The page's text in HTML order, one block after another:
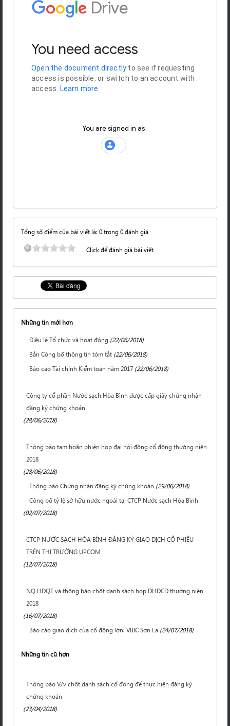
Tổng số điểm của bài viết là: 0 trong 0 đánh giá
Click để đánh giá bài viết
Những tin mới hơn
Điều lệ Tổ chức và hoạt động (22/06/2018)
Bản Công bố thông tin tóm tắt (22/06/2018)
Báo cáo Tài chính Kiểm toán năm 2017 (22/06/2018)
Công ty cổ phần Nước sạch Hòa Bình được cấp giấy chứng nhận
đăng ký chứng khoán
(28/06/2018)
Thông báo tạm hoãn phiên họp đại hội đồng cổ đông thường niên
2018
(28/06/2018)
Thông báo Chứng nhận đăng ký chứng khoán (29/06/2018)
Công bố tỷ lệ sở hữu nước ngoài tại CTCP Nước sạch Hòa Bình
(02/07/2018)
CTCP NƯỚC SẠCH HÒA BÌNH ĐĂNG KÝ GIAO DỊCH CỔ PHIẾU
TRÊN THỊ TRƯỜNG UPCOM
(12/07/2018)
NQ HĐQT và thông báo chốt danh sách họp ĐHĐCĐ thường niên
2018
(16/07/2018)
Báo cáo giao dịch của cổ đông lớn: VBIC Sơn La (24/07/2018)
Những tin cũ hơn
Thông báo V/v chốt danh sách cổ đông để thực hiện đăng ký
chứng khoán
(23/04/2018)